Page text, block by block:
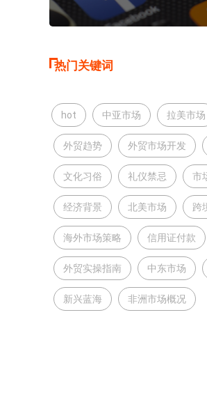
热门关键词
hot 中亚市场 拉美市场
外贸趋势 外贸市场开发
文化习俗 礼仪禁忌 市
经济背景 北美市场 跨
海外市场策略 信用证付款
外贸实操指南 中东市场
新兴蓝海 非洲市场概况